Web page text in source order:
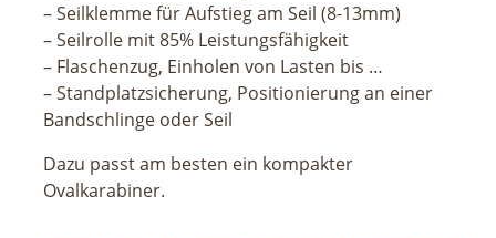
– Seilklemme für Aufstieg am Seil (8-13mm)
– Seilrolle mit 85% Leistungsfähigkeit
– Flaschenzug, Einholen von Lasten bis …
– Standplatzsicherung, Positionierung an einer
Bandschlinge oder Seil
Dazu passt am besten ein kompakter
Ovalkarabiner.